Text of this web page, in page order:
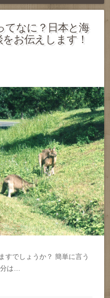
なに？日本と海
お伝えします！
すでしょうか？ 簡単に言う
分は…